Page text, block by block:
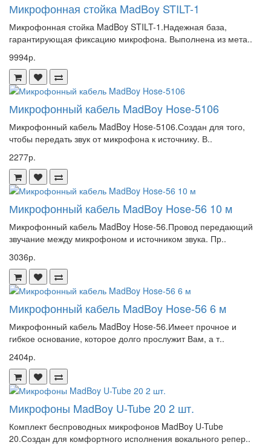
Микрофонная стойка MadBoy STILT-1
Микрофонная стойка MadBoy STILT-1.Надежная база,
гарантирующая фиксацию микрофона. Выполнена из мета..
9994р.
Микрофонный кабель MadBoy Hose-5106
Микрофонный кабель MadBoy Hose-5106.Создан для того,
чтобы передать звук от микрофона к источнику. В..
2277р.
Микрофонный кабель MadBoy Hose-56 10 м
Микрофонный кабель MadBoy Hose-56.Провод передающий
звучание между микрофоном и источником звука. Пр..
3036р.
Микрофонный кабель MadBoy Hose-56 6 м
Микрофонный кабель MadBoy Hose-56.Имеет прочное и
гибкое основание, которое долго прослужит Вам, а т..
2404р.
Микрофоны MadBoy U-Tube 20 2 шт.
Комплект беспроводных микрофонов MadBoy U-Tube
20.Создан для комфортного исполнения вокального репер..